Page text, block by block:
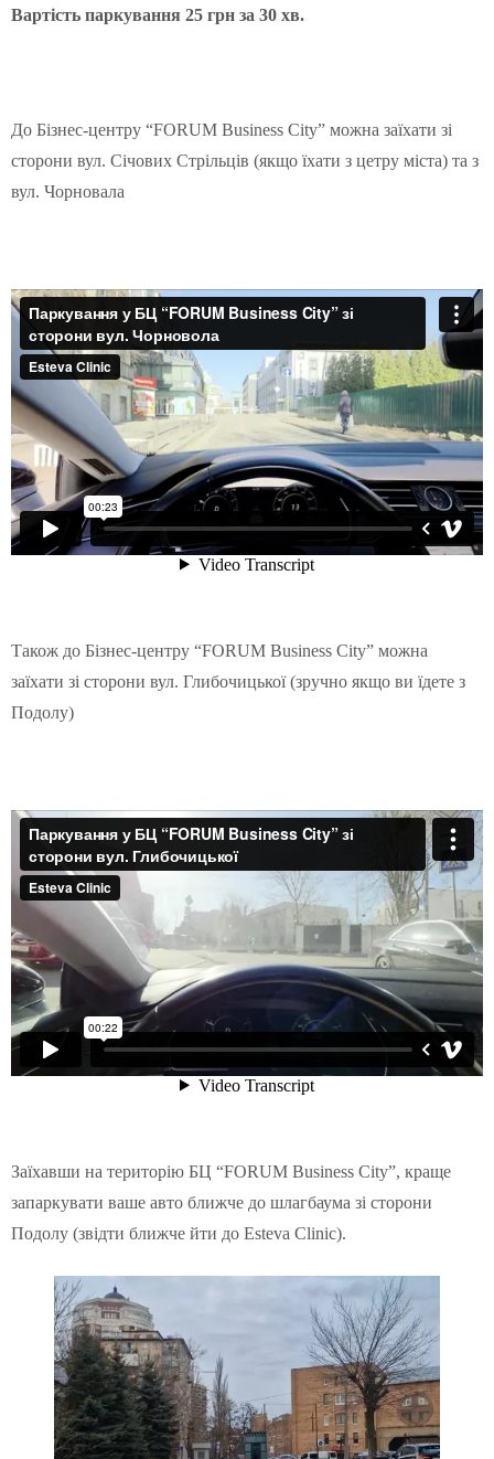
Вартість паркування 25 грн за 30 хв.
До Бізнес-центру “FORUM Business City” можна заїхати зі
сторони вул. Січових Стрільців (якщо їхати з цетру міста) та з
вул. Чорновала
Також до Бізнес-центру “FORUM Business City” можна
заїхати зі сторони вул. Глибочицької (зручно якщо ви їдете з
Подолу)
Заїхавши на територію БЦ “FORUM Business City”, краще
запаркувати ваше авто ближче до шлагбаума зі сторони
Подолу (звідти ближче йти до Esteva Clinic).